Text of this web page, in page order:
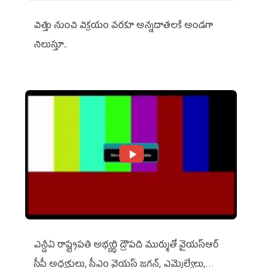
విత్తు నుంచి విక్రయం వరకూ అన్నదాతలకి అండగా
నిలుస్తూ..
ఎన్డీఏ రాష్ట్ర‌ప‌తి అభ్య‌ర్థి ద్రౌప‌ది ముర్ముతో వైయ‌స్ఆర్